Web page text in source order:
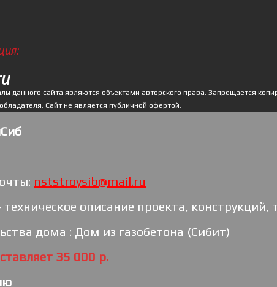
данного сайта являются объектами авторского права. Запрещается
Cайт не является публичной офертой.
nststroysib@mail.ru
описание проекта,
дома : Дом из газобетона (Сибит)
35 000 р.